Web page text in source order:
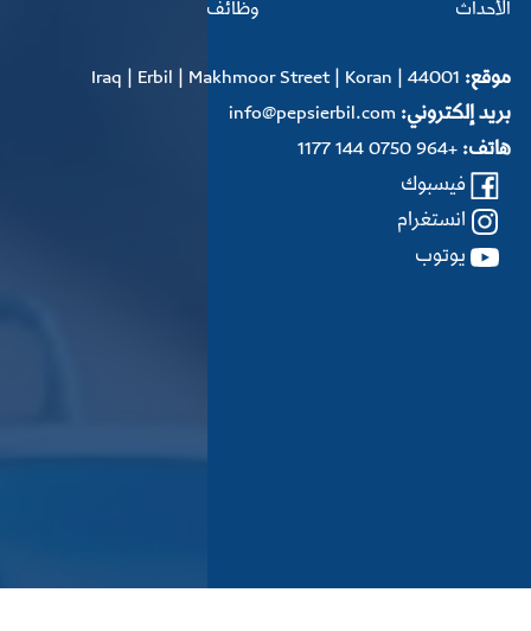
الأحداث وظائف
موقع:
بريد إلكتروني: info@pepsierbil.com
هاتف: +964 0750 144 1177
فيسبوك
انستغرام
یوتوب